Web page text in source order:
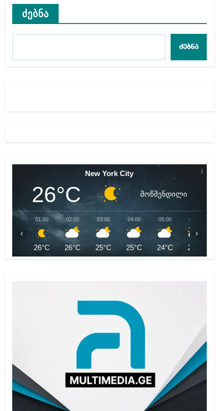
ძებნა
ძებნა
New York City
26°C მოწმენდილი
01:00
26°C
02:00
26°C
03:00
25°C
04:00
25°C
05:00
24°C
06:00
24°C
‹ ›